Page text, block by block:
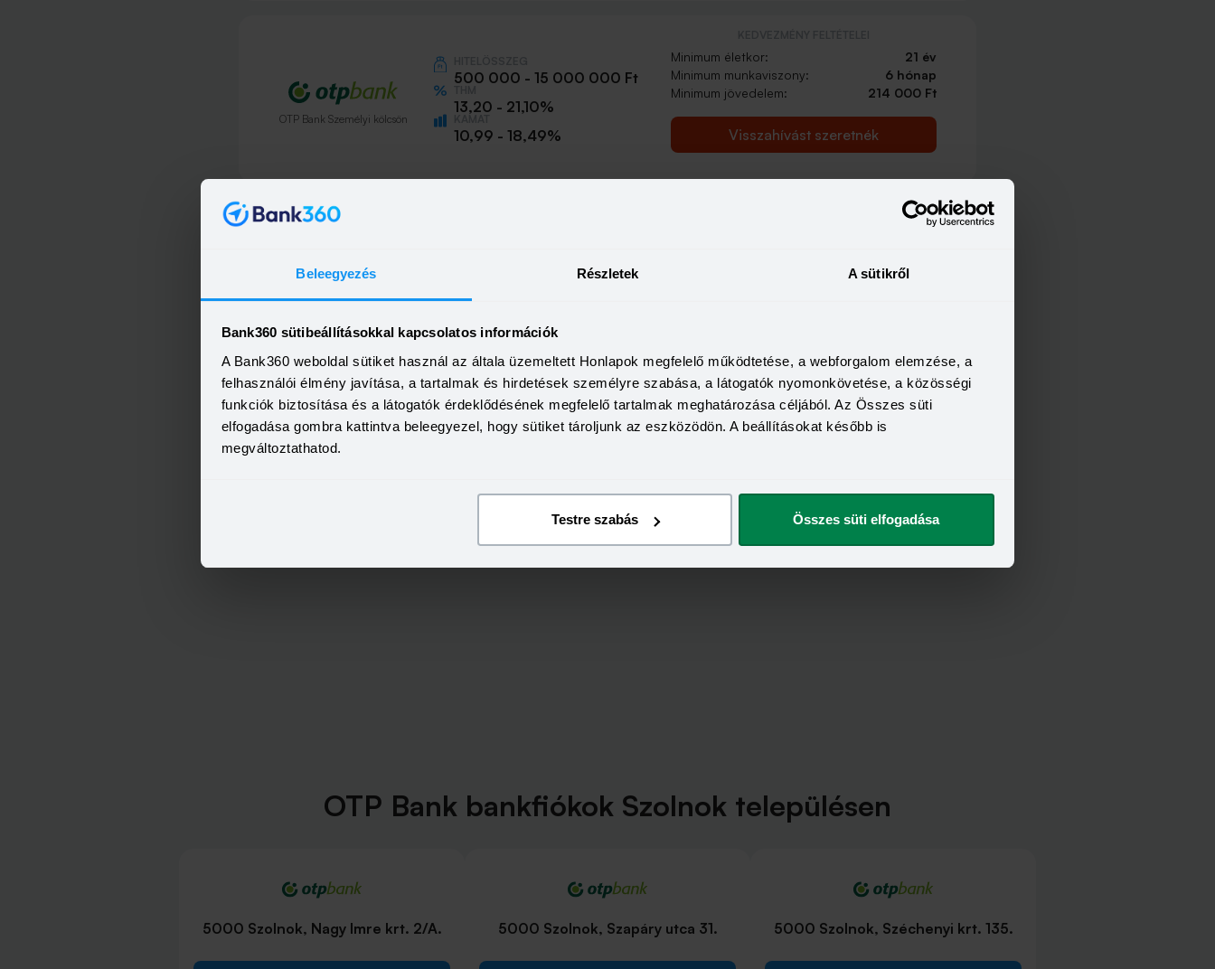
Beleegyezés Részletek A sütikről
Bank360 sütibeállításokkal kapcsolatos információk
A Bank360 weboldal sütiket használ az általa üzemeltett Honlapok megfelelő működtetése, a webforgalom elemzése, a
felhasználói élmény javítása, a tartalmak és hirdetések személyre szabása, a látogatók nyomonkövetése, a közösségi
funkciók biztosítása és a látogatók érdeklődésének megfelelő tartalmak meghatározása céljából. Az Összes süti
elfogadása gombra kattintva beleegyezel, hogy sütiket tároljunk az eszközödön. A beállításokat később is
megváltoztathatod.
Testre szabás Összes süti elfogadása
OTP Bank Személyi kölcsön
500 000 - 15 000 000 Ft
13,20 - 21,10%
KAMAT
10,99 - 18,49%
Minimum életkor:
21 év
Minimum munkaviszony:
6 hónap
Minimum jövedelem:
214 000 Ft
Visszahívást szeretnék
OTP Otthon Személyi Kölcsön KAMAT
400 000 Ft
OTP Bank bankfiókok Szolnok településen
5000 Szolnok, Nagy Imre krt. 2/A. 5000 Szolnok, Szapáry utca 31. 5000 Szolnok, Széchenyi krt. 135.